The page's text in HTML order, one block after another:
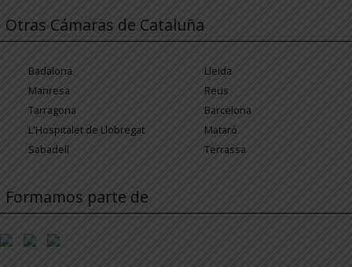
Otras Cámaras de Cataluña
Badalona
Lleida
Manresa
Reus
Tarragona
Barcelona
L'Hospitalet de Llobregat
Mataró
Sabadell
Terrassa
Formamos parte de